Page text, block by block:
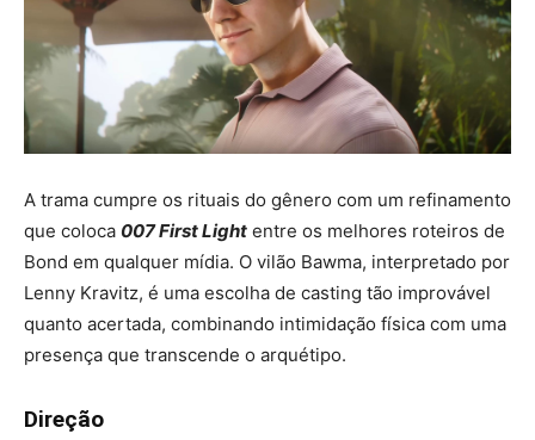
A trama cumpre os rituais do gênero com um refinamento
que coloca 007 First Light entre os melhores roteiros de
Bond em qualquer mídia. O vilão Bawma, interpretado por
Lenny Kravitz, é uma escolha de casting tão improvável
quanto acertada, combinando intimidação física com uma
presença que transcende o arquétipo.
Direção